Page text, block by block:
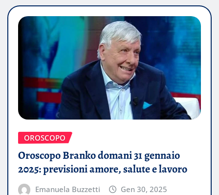
OROSCOPO
Oroscopo Branko domani 31 gennaio
2025: previsioni amore, salute e lavoro
Emanuela Buzzetti Gen 30, 2025